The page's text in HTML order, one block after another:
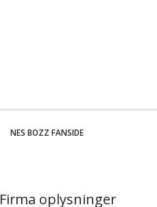
NES BOZZ FANSIDE
Firma oplysninger